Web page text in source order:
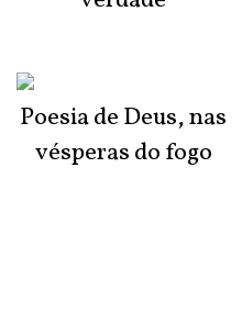
Poesia de Deus, nas
vésperas do fogo